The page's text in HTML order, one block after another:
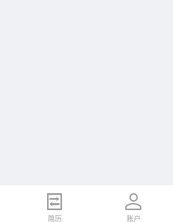
简历 账户